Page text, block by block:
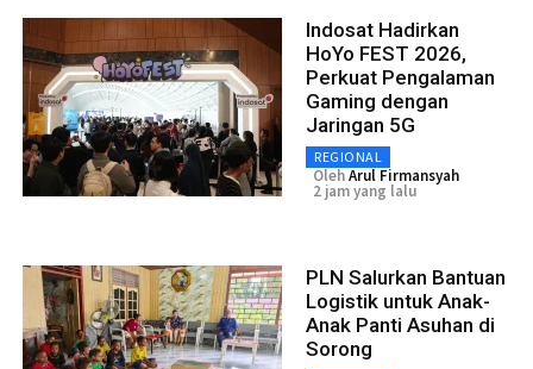
Indosat Hadirkan
HoYo FEST 2026,
Perkuat Pengalaman
Gaming dengan
Jaringan 5G
REGIONAL
OlehArul Firmansyah
2 jam yang lalu
PLN Salurkan Bantuan
Logistik untuk Anak-
Anak Panti Asuhan di
Sorong